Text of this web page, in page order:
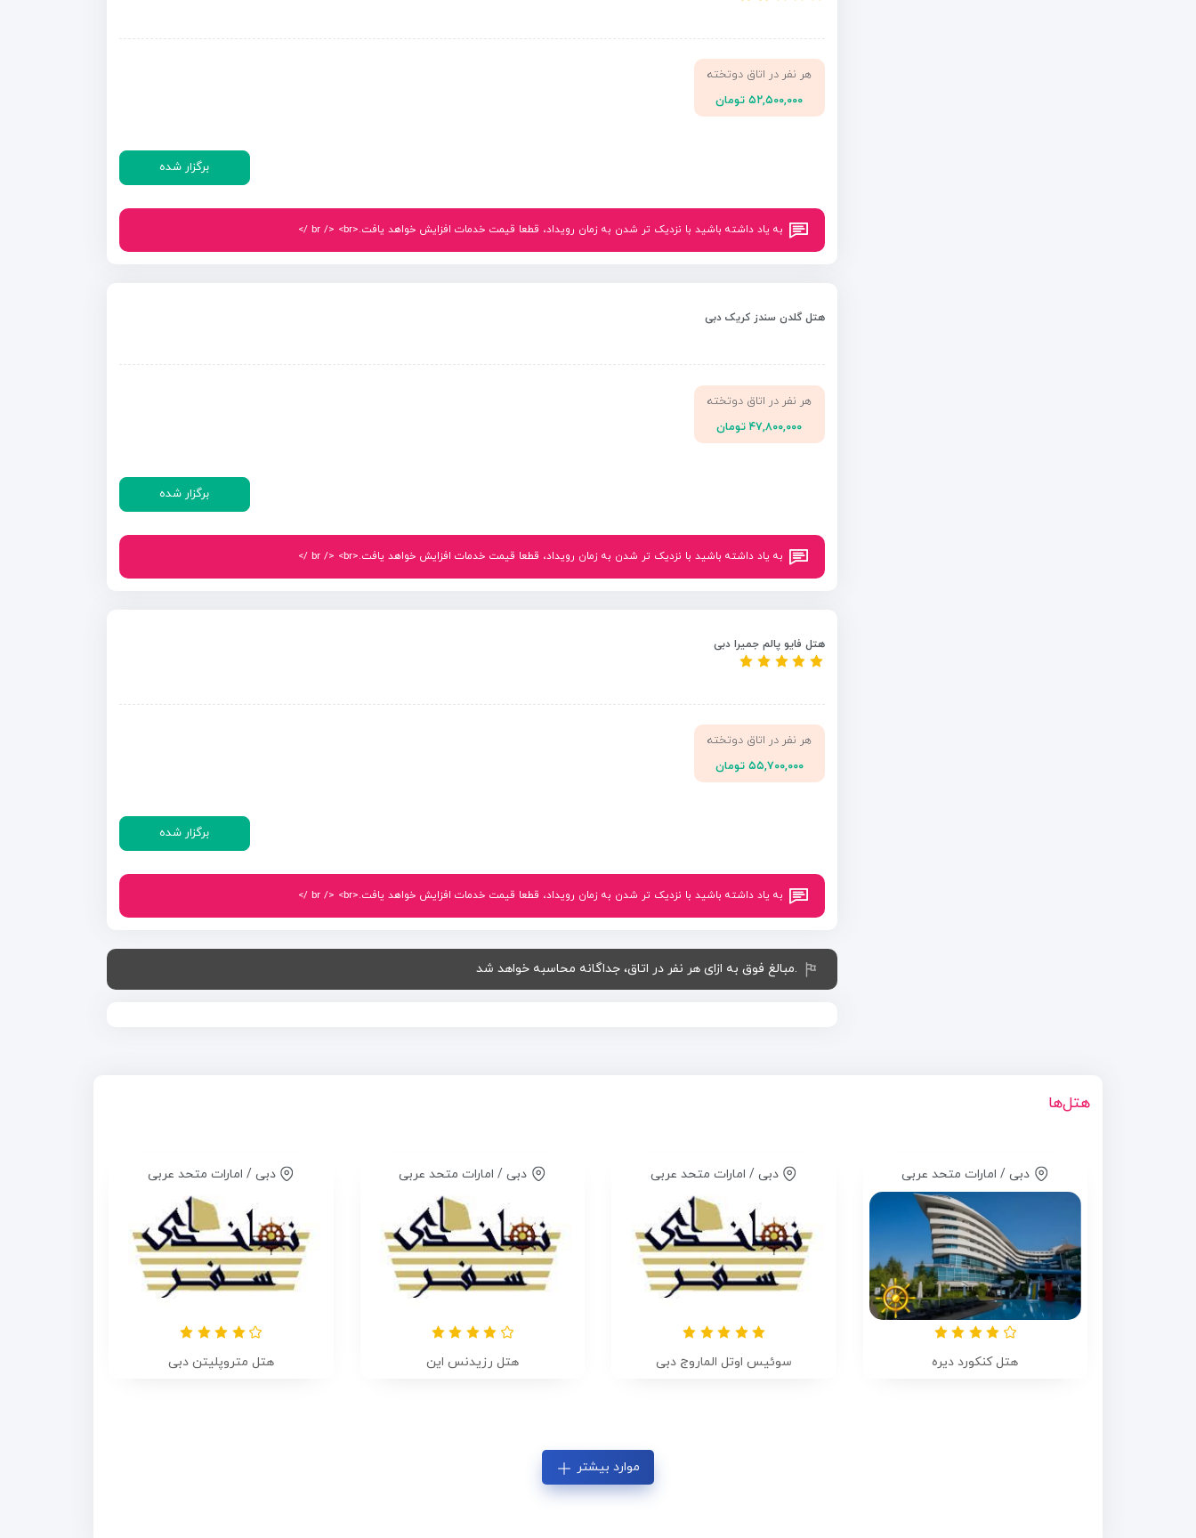
هر نفر در اتاق دوتخته
۵۲,۵۰۰,۰۰۰ تومان
برگزار شده
به یاد داشته باشید با نزدیک تر شدن به زمان رویداد، قطعا قیمت خدمات افزایش خواهد یافت.<br /> <br />
هتل گلدن سندز کریک دبی
هر نفر در اتاق دوتخته
۴۷,۸۰۰,۰۰۰ تومان
برگزار شده
به یاد داشته باشید با نزدیک تر شدن به زمان رویداد، قطعا قیمت خدمات افزایش خواهد یافت.<br /> <br />
هتل فایو پالم جمیرا دبی
هر نفر در اتاق دوتخته
۵۵,۷۰۰,۰۰۰ تومان
برگزار شده
به یاد داشته باشید با نزدیک تر شدن به زمان رویداد، قطعا قیمت خدمات افزایش خواهد یافت.<br /> <br />
.مبالغ فوق به ازای هر نفر در اتاق، جداگانه محاسبه خواهد شد
هتل‌ها
دبی / امارات متحد عربی
هتل کنکورد دیره
دبی / امارات متحد عربی
سوئیس اوتل الماروج دبی
دبی / امارات متحد عربی
هتل رزیدنس این
دبی / امارات متحد عربی
هتل متروپلیتن دبی
موارد بیشتر